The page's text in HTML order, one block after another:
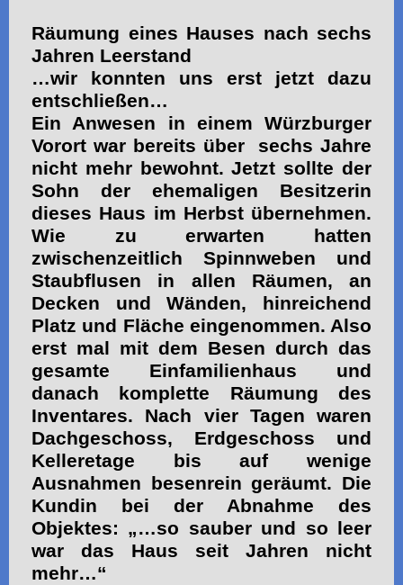
Räumung eines Hauses nach sechs
Jahren Leerstand
…wir konnten uns erst jetzt dazu
entschließen…
Ein Anwesen in einem Würzburger
Vorort war bereits über sechs Jahre
nicht mehr bewohnt. Jetzt sollte der
Sohn der ehemaligen Besitzerin
dieses Haus im Herbst übernehmen.
Wie zu erwarten hatten
zwischenzeitlich Spinnweben und
Staubflusen in allen Räumen, an
Decken und Wänden, hinreichend
Platz und Fläche eingenommen. Also
erst mal mit dem Besen durch das
gesamte Einfamilienhaus und
danach komplette Räumung des
Inventares. Nach vier Tagen waren
Dachgeschoss, Erdgeschoss und
Kelleretage bis auf wenige
Ausnahmen besenrein geräumt. Die
Kundin bei der Abnahme des
Objektes: „…so sauber und so leer
war das Haus seit Jahren nicht
mehr…“